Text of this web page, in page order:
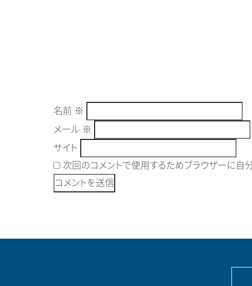
名前 ※
メール ※
サイト
次回のコメントで使用するためブラウザーに自